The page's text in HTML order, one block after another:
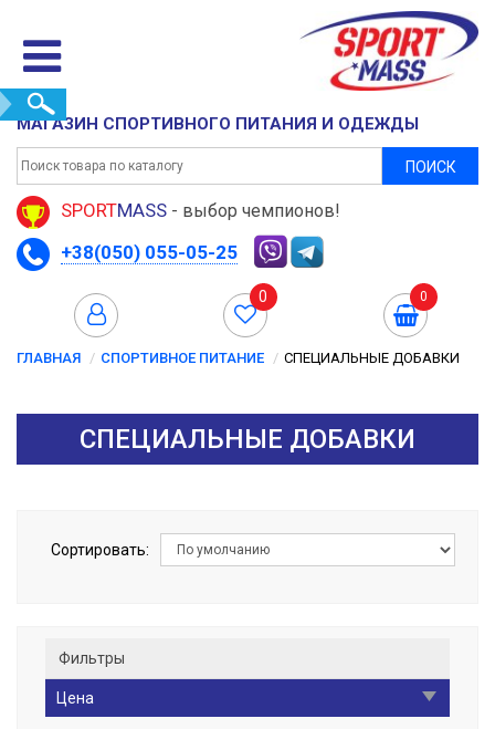
МАГАЗИН СПОРТИВНОГО ПИТАНИЯ И ОДЕЖДЫ
ПОИСК
SPORTMASS - выбор чемпионов!
+38(050) 055-05-25
0 0
ГЛАВНАЯ СПОРТИВНОЕ ПИТАНИЕ СПЕЦИАЛЬНЫЕ ДОБАВКИ
СПЕЦИАЛЬНЫЕ ДОБАВКИ
Сортировать:
Фильтры
Цена